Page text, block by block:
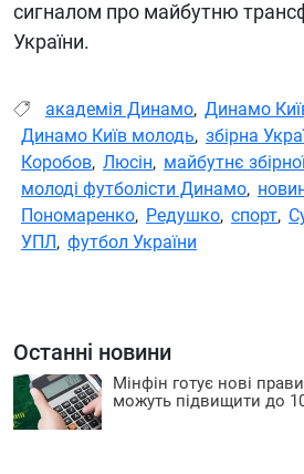
сигналом про майбутню
України.
академія Динамо, Динамо
Динамо Київ молодь, збірна
Коробов, Люсін, майбутнє
молоді футболісти Динамо,
Пономаренко, Редушко, спорт,
УПЛ, футбол України
Останні новини
Мінфін готує нові
можуть підвищити до